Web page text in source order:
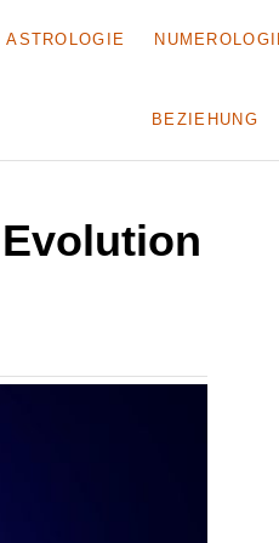
ASTROLOGIE
BEZIEHUNG